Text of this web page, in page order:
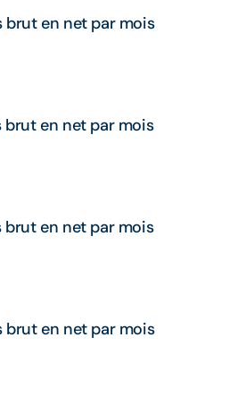
brut en net par mois
brut en net par mois
brut en net par mois
brut en net par mois